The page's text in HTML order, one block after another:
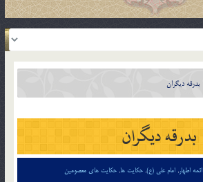
بدرقه ديگران
بدرقه ديگران
ائمه اطهار, امام علی (ع), حکایت ها, حکایت های معصومین